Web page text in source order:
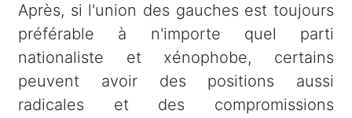
Après, si l'union des gauches est toujours
préférable à n'importe quel parti
nationaliste et xénophobe, certains
peuvent avoir des positions aussi
radicales et des compromissions